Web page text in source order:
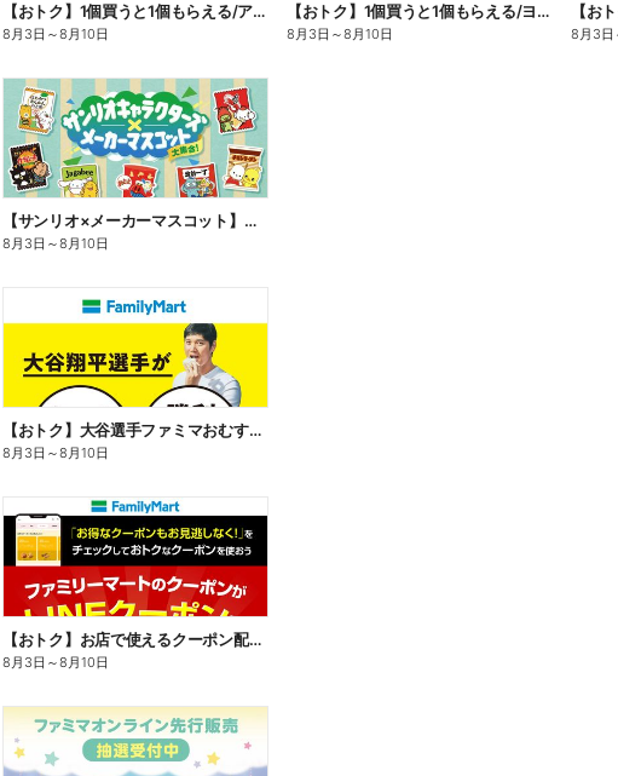
【おトク】1個買うと1個もらえる/アイス
8月3日 ～8月10日
【おトク】1個買うと1個もらえる/ヨーグルト
8月3日 ～8月10日
【お
8月3日
【サンリオ×メーカーマスコット】オリジナルグッズ貰える!
8月3日 ～8月10日
【おトク】大谷選手ファミマおむすび割
8月3日 ～8月10日
【おトク】お店で使えるクーポン配信中
8月3日 ～8月10日